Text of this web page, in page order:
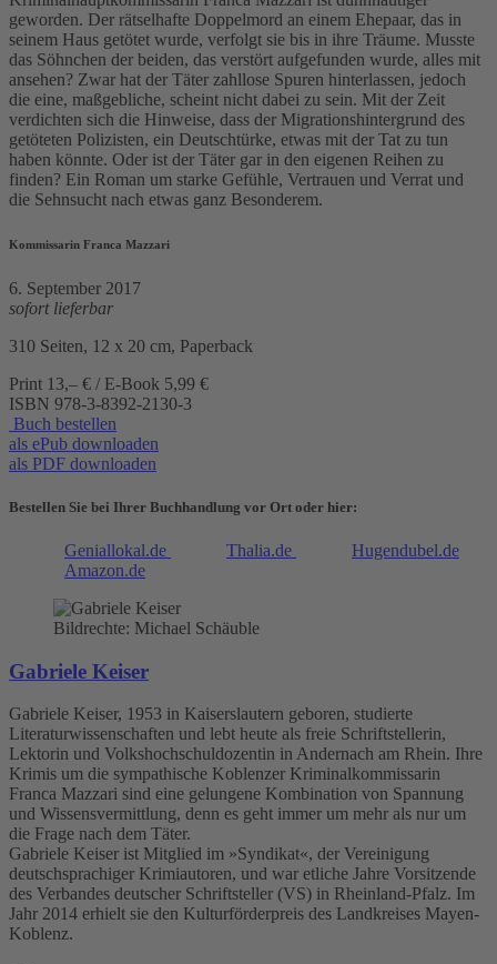
geworden. Der rätselhafte Doppelmord an einem Ehepaar, das in
seinem Haus getötet wurde, verfolgt sie bis in ihre Träume. Musste
das Söhnchen der beiden, das verstört aufgefunden wurde, alles mit
ansehen? Zwar hat der Täter zahllose Spuren hinterlassen, jedoch
die eine, maßgebliche, scheint nicht dabei zu sein. Mit der Zeit
verdichten sich die Hinweise, dass der Migrationshintergrund des
getöteten Polizisten, ein Deutschtürke, etwas mit der Tat zu tun
haben könnte. Oder ist der Täter gar in den eigenen Reihen zu
finden? Ein Roman um starke Gefühle, Vertrauen und Verrat und
die Sehnsucht nach etwas ganz Besonderem.
Kommissarin Franca Mazzari
6. September 2017
sofort lieferbar
310 Seiten, 12 x 20 cm, Paperback
Print 13,– € / E-Book 5,99 €
ISBN 978-3-8392-2130-3
Buch bestellen
als ePub downloaden
als PDF downloaden
Bestellen Sie bei Ihrer Buchhandlung vor Ort oder hier:
Geniallokal.de Thalia.de
Hugendubel.de
Amazon.de
Bildrechte: Michael Schäuble
Gabriele Keiser
Gabriele Keiser, 1953 in Kaiserslautern geboren, studierte
Literaturwissenschaften und lebt heute als freie Schriftstellerin,
Lektorin und Volkshochschuldozentin in Andernach am Rhein. Ihre
Krimis um die sympathische Koblenzer Kriminalkommissarin
Franca Mazzari sind eine gelungene Kombination von Spannung
und Wissensvermittlung, denn es geht immer um mehr als nur um
die Frage nach dem Täter.
Gabriele Keiser ist Mitglied im »Syndikat«, der Vereinigung
deutschsprachiger Krimiautoren, und war etliche Jahre Vorsitzende
des Verbandes deutscher Schriftsteller (VS) in Rheinland-Pfalz. Im
Jahr 2014 erhielt sie den Kulturförderpreis des Landkreises Mayen-
Koblenz.